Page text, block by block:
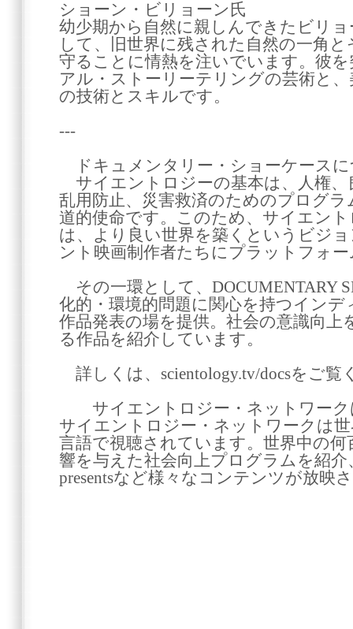
ショーン・ビリョーン氏
幼少期から自然に親しんできたビリ
して、旧世界に残された自然の一角
守ることに情熱を注いでいます。彼
アル・ストーリーテリングの芸術と
の技術とスキルです。
---
ドキュメンタリー・ショーケース
サイエントロジーの基本は、人権、
乱用防止、災害救済のためのプログ
道的使命です。このため、サイエン
は、より良い世界を築くというビジ
ント映画制作者たちにプラットフォ
その一環として、DOCUMENTARY
化的・環境的問題に関心を持つイン
作品発表の場を提供。社会の意識向上
る作品を紹介しています。
詳しくは、scientology.tv/docsをご覧
サイエントロジー・ネットワーク
サイエントロジー・ネットワークは
言語で視聴されています。世界中の
響を与えた社会向上プログラムを紹介
presentsなど様々なコンテンツが放映